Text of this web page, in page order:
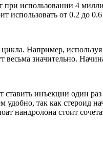
при использовании 4
использовать от 0.2 до
Например,
значительно.
инъекции один
так как стероид
нандролона стоит